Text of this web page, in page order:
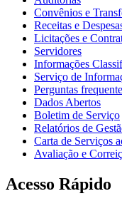
Convênios e
Receitas e
Licitações e
Servidores
Informações
Serviço de
Perguntas
Dados Abertos
Boletim de Serviço
Relatórios de
Carta de Serviços
Avaliação e
Acesso Rápido